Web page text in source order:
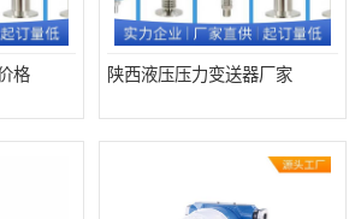
格 陕西液压压力变送器厂家